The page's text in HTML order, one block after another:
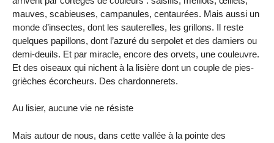
mauves, scabieuses, campanules, centaurées. Mais aussi un
monde d’insectes, dont les sauterelles, les grillons. Il reste
quelques papillons, dont l’azuré du serpolet et des damiers ou
demi-deuils. Et par miracle, encore des orvets, une couleuvre.
Et des oiseaux qui nichent à la lisière dont un couple de pies-
grièches écorcheurs. Des chardonnerets.
Au lisier, aucune vie ne résiste
Mais autour de nous, dans cette vallée à la pointe des